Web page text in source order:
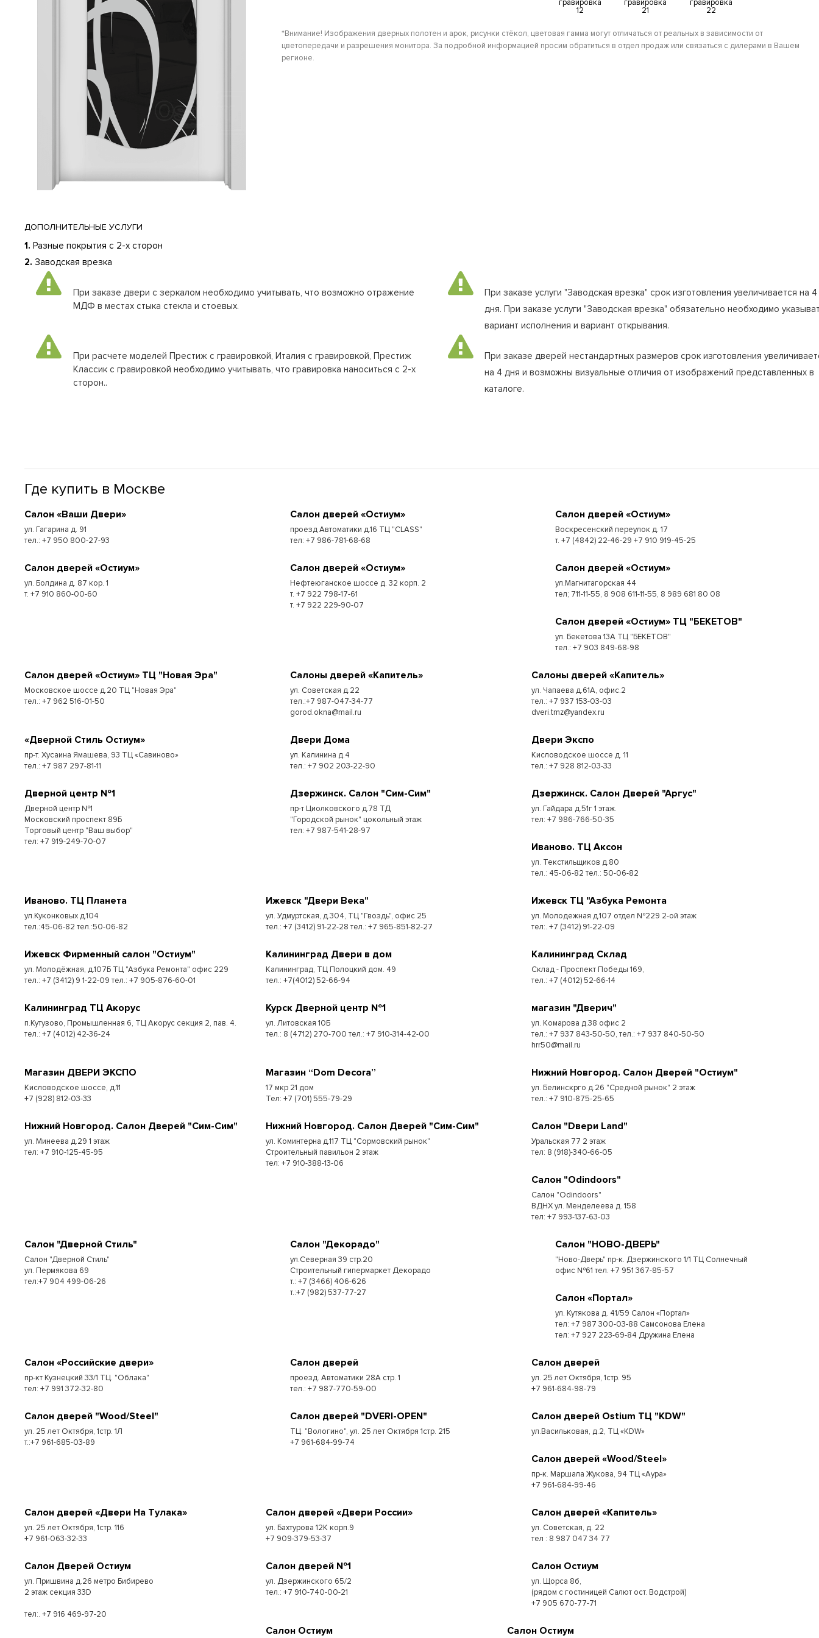
гравировка
12
гравировка
21
гравировка
22
*Внимание! Изображения дверных полотен и арок, рисунки стёкол, цветовая гамма могут отличаться от реальных в зависимости от
цветопередачи и разрешения монитора. За подробной информацией просим обратиться в отдел продаж или связаться с дилерами в Вашем
регионе.
ДОПОЛНИТЕЛЬНЫЕ УСЛУГИ
1. Разные покрытия с 2-х сторон
2. Заводская врезка
При заказе двери с зеркалом необходимо учитывать, что возможно отражение
МДФ в местах стыка стекла и стоевых.
При заказе услуги "Заводская врезка" срок изготовления увеличивается на 4
дня. При заказе услуги "Заводская врезка" обязательно необходимо
вариант исполнения и вариант открывания.
При расчете моделей Престиж с гравировкой, Италия с гравировкой, Престиж
Классик с гравировкой необходимо учитывать, что гравировка наноситься с 2-х
сторон..
При заказе дверей нестандартных размеров срок изготовления
на 4 дня и возможны визуальные отличия от изображений представленных в
каталоге.
Где купить в Москве
Cалон «Ваши Двери»
ул. Гагарина д. 91
тел.: +7 950 800-27-93
Cалон дверей «Остиум»
проезд Автоматики д.16 ТЦ "CLASS"
тел: +7 986-781-68-68
Cалон дверей «Остиум»
Воскресенский переулок д. 17
т. +7 (4842) 22-46-29 +7 910 919-45-25
Cалон дверей «Остиум»
ул. Болдина д. 87 кор. 1
т. +7 910 860-00-60
Cалон дверей «Остиум»
Нефтеюганское шоссе д. 32 корп. 2
т. +7 922 798-17-61
т. +7 922 229-90-07
Cалон дверей «Остиум»
ул.Магнитагорская 44
тел; 711-11-55, 8 908 611-11-55, 8 989 681 80 08
Cалон дверей «Остиум» ТЦ "БЕКЕТОВ"
ул. Бекетова 13А ТЦ "БЕКЕТОВ"
тел.: +7 903 849-68-98
Cалон дверей «Остиум» ТЦ "Новая Эра"
Московское шоссе д.20 ТЦ "Новая Эра"
тел.: +7 962 516-01-50
Cалоны дверей «Капитель»
ул. Советская д.22
тел.:+7 987-047-34-77
gorod.okna@mail.ru
Cалоны дверей «Капитель»
ул. Чапаева д.61А, офис.2
тел.: +7 937 153-03-03
dveri.tmz@yandex.ru
«Дверной Стиль Остиум»
пр-т. Хусаина Ямашева, 93 ТЦ «Савиново»
тел.: +7 987 297-81-11
Двери Дома
ул. Калинина д.4
тел.: +7 902 203-22-90
Двери Экспо
Кисловодское шоссе д. 11
тел.: +7 928 812-03-33
Дверной центр №1
Дверной центр №1
Московский проспект 89Б
Торговый центр "Ваш выбор"
тел: +7 919-249-70-07
Дзержинск. Салон "Сим-Сим"
пр-т Циолковского д.78 ТД
"Городской рынок" цокольный этаж
тел: +7 987-541-28-97
Дзержинск. Салон Дверей "Аргус"
ул. Гайдара д.51г 1 этаж.
тел: +7 986-766-50-35
Иваново. ТЦ Аксон
ул. Текстильщиков д.80
тел.: 45-06-82 тел.: 50-06-82
Иваново. ТЦ Планета
ул.Куконковых д.104
тел.:45-06-82 тел.:50-06-82
Ижевск "Двери Века"
ул. Удмуртская, д.304, ТЦ "Гвоздь", офис 25
тел.: +7 (3412) 91-22-28 тел.: +7 965-851-82-27
Ижевск ТЦ "Азбука Ремонта
ул. Молодежная д.107 отдел №229 2-ой этаж
тел:. +7 (3412) 91-22-09
Ижевск Фирменный салон "Остиум"
ул. Молодёжная, д.107Б ТЦ "Азбука Ремонта" офис 229
тел.: +7 (3412) 9 1-22-09 тел.: +7 905-876-60-01
Калининград Двери в дом
Калининград, ТЦ Полоцкий дом. 49
тел.: +7(4012) 52-66-94
Калининград Склад
Склад - Проспект Победы 169,
тел.:​ +7 (4012) 52-66-14
Калининград ТЦ Акорус
п.Кутузово, Промышленная 6, ТЦ Акорус секция 2, пав. 4.
тел.: +7 (4012) 42-36-24
Курск Дверной центр №1
ул. Литовская 10Б
тел.: 8 (4712) 270-700 тел.: +7 910-314-42-00
магазин "Дверич"
ул. Комарова д.38 офис 2
тел.: +7 937 843-50-50, тел.: +7 937 840-50-50
hrr50@mail.ru
Магазин ДВЕРИ ЭКСПО
Кисловодское шоссе, д.11
+7 (928) 812-03-33
Магазин “Dom Decora”
17 мкр 21 дом
Тел: +7 (701) 555-79-29
Нижний Новгород. Салон Дверей "Остиум"
ул. Белинскрго д.26 "Средной рынок" 2 этаж
тел.: +7 910-875-25-65
Нижний Новгород. Салон Дверей "Сим-Сим"
ул. Минеева д.29 1 этаж
тел: +7 910-125-45-95
Нижний Новгород. Салон Дверей "Сим-Сим"
ул. Коминтерна д.117 ТЦ "Сормовский рынок"
Строительный павильон 2 этаж
тел: +7 910-388-13-06
Салон "Dвери Land"
Уральская 77 2 этаж
тел: 8 (918)-340-66-05
Салон "Odindoors"
Салон "Odindoors"
ВДНХ ул. Менделеева д. 158
тел: +7 993-137-63-03
Салон "Дверной Стиль"
Салон "Дверной Стиль"
ул. Пермякова 69
тел:+7 904 499-06-26
Салон "Декорадо"
ул.Северная 39 стр.20
Строительный гипермаркет Декорадо
т.: +7 (3466) 406-626
т.:+7 (982) 537-77-27
Салон "НОВО-ДВЕРЬ"
"Ново-Дверь" пр-к. Дзержинского 1/1 ТЦ Солнечный
офис №61 тел. +7 951 367-85-57
Салон «Портал»
ул. Кутякова д. 41/59 Салон «Портал»
тел: +7 987 300-03-88 Самсонова Елена
тел: +7 927 223-69-84 Дружина Елена
Салон «Российские двери»
пр-кт Кузнецкий 33/1 ТЦ. "Облака"
тел: +7 991 372-32-80
Салон дверей
проезд. Автоматики 28А стр. 1
тел.: +7 987-770-59-00
Салон дверей
ул. 25 лет Октября, 1стр. 95
+7 961-684-98-79
Салон дверей "Wood/Steel"
ул. 25 лет Октября, 1стр. 1Л
т.:+7 961-685-03-89
Салон дверей "DVERI-OPEN"
ТЦ. "Вологино", ул. 25 лет Октября 1стр. 215
+7 961-684-99-74
Салон дверей Ostium ТЦ "KDW"
ул.Васильковая, д.2, ТЦ «KDW»
Салон дверей «Wood/Steel»
пр-к. Маршала Жукова, 94 ТЦ «Аура»
+7 961-684-99-46
Салон дверей «Двери На Тулака»
ул. 25 лет Октября, 1стр. 116
+7 961-063-32-33
Салон дверей «Двери России»
ул. Бахтурова 12К корп.9
+7 909-379-53-37
Салон дверей «Капитель»
ул. Советская, д. 22
тел : 8 987 047 34 77
Салон Дверей Остиум
ул. Пришвина д.26 метро Бибирево
2 этаж секция 33D
тел:. +7 916 469-97-20
Салон дверей №1
ул. Дзержинского 65/2
тел.: +7 910-740-00-21
Салон Остиум
ул. Щорса 8б,
(рядом с гостиницей Салют ост. Водстрой)
+7 905 670-77-71
Салон Остиум Салон Остиум